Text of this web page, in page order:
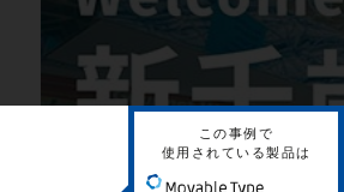
この事例で
使用されている製品は